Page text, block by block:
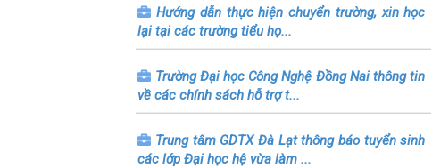
Hướng dẫn thực hiện chuyển trường, xin học
lại tại các trường tiểu họ...
Trường Đại học Công Nghệ Đồng Nai thông tin
về các chính sách hỗ trợ t...
Trung tâm GDTX Đà Lạt thông báo tuyển sinh
các lớp Đại học hệ vừa làm ...